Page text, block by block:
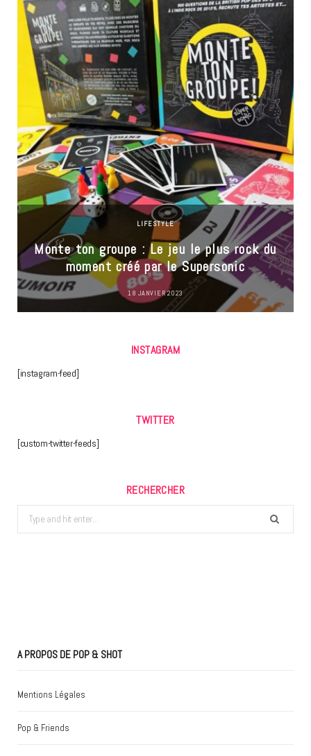
LIFESTYLE
Monte ton groupe : Le jeu le plus rock du
moment créé par le Supersonic
18 JANVIER 2023
INSTAGRAM
[instagram-feed]
TWITTER
[custom-twitter-feeds]
RECHERCHER
Search
for:
A PROPOS DE POP & SHOT
Mentions Légales
Pop & Friends